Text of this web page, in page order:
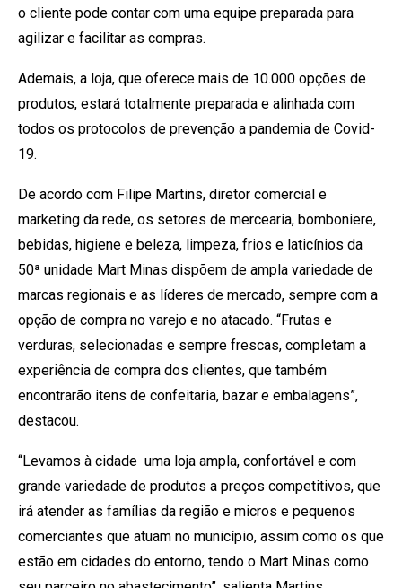
o cliente pode contar com uma equipe preparada para
agilizar e facilitar as compras.
Ademais, a loja, que oferece mais de 10.000 opções de
produtos, estará totalmente preparada e alinhada com
todos os protocolos de prevenção a pandemia de Covid-
19.
De acordo com Filipe Martins, diretor comercial e
marketing da rede, os setores de mercearia, bomboniere,
bebidas, higiene e beleza, limpeza, frios e laticínios da
50ª unidade Mart Minas dispõem de ampla variedade de
marcas regionais e as líderes de mercado, sempre com a
opção de compra no varejo e no atacado. “Frutas e
verduras, selecionadas e sempre frescas, completam a
experiência de compra dos clientes, que também
encontrarão itens de confeitaria, bazar e embalagens”,
destacou.
“Levamos à cidade uma loja ampla, confortável e com
grande variedade de produtos a preços competitivos, que
irá atender as famílias da região e micros e pequenos
comerciantes que atuam no município, assim como os que
estão em cidades do entorno, tendo o Mart Minas como